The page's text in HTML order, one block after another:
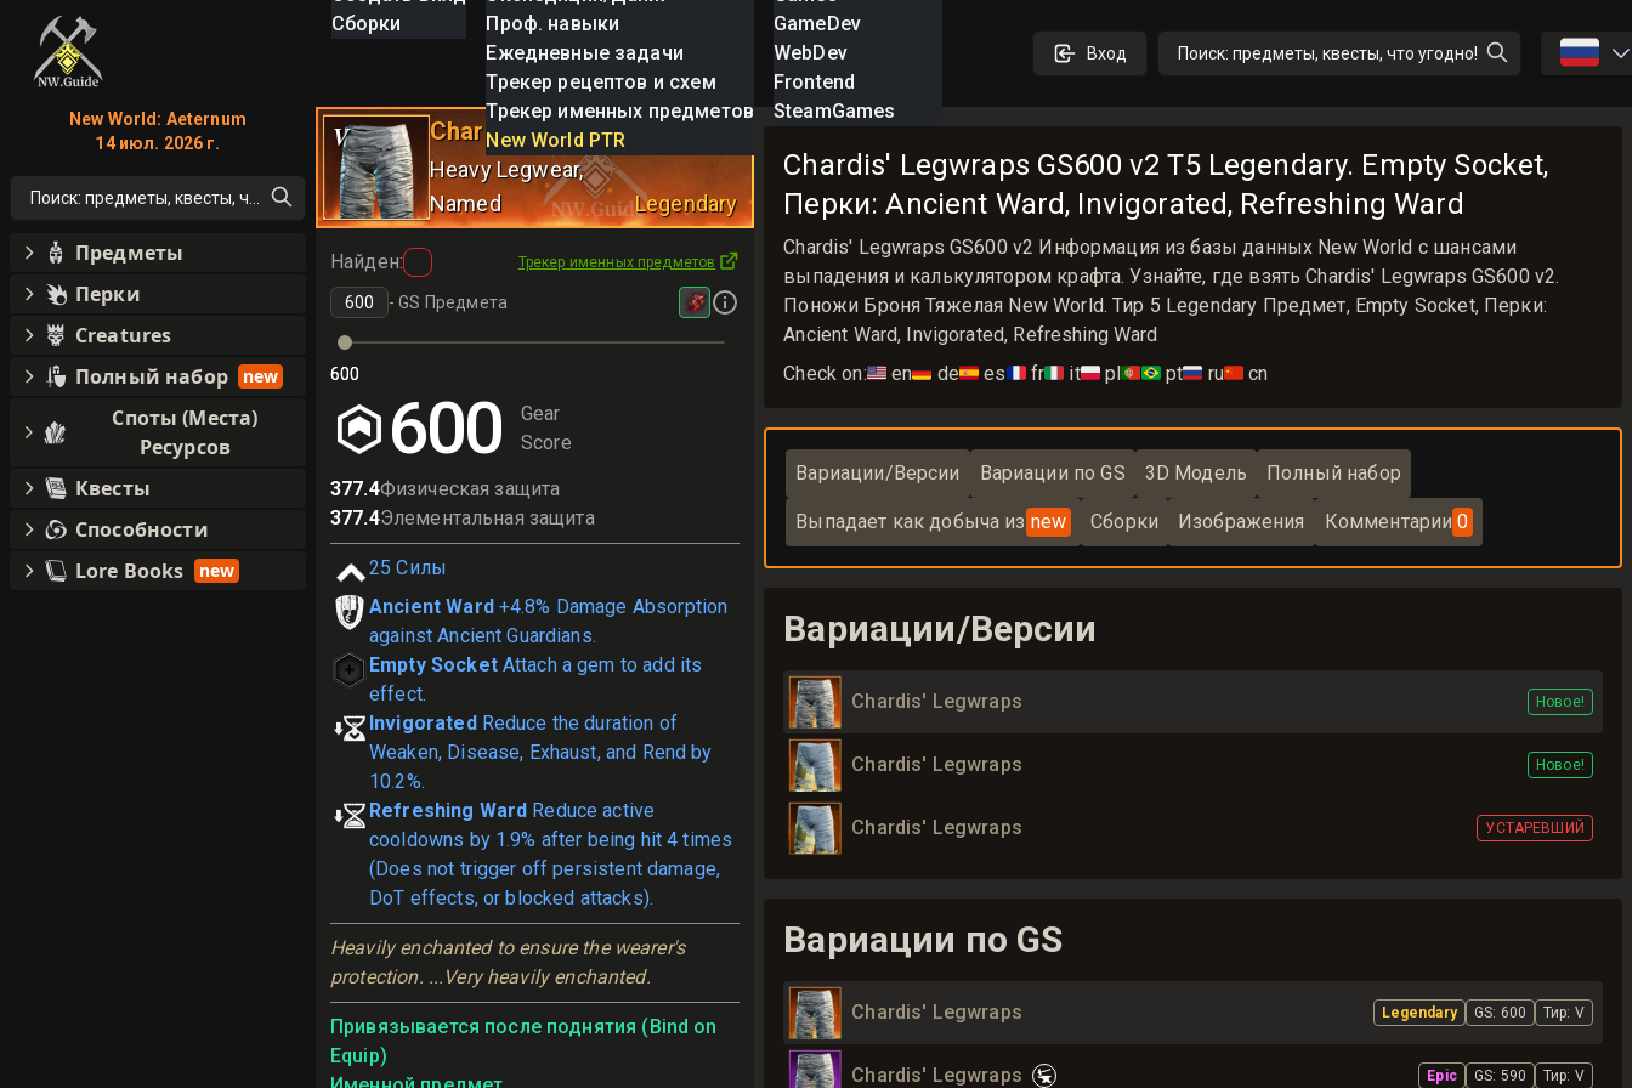
Сборки
Проф. навыки
Ежедневные задачи
Трекер рецептов и схем
Трекер именных предметов
New World PTR
GameDev
WebDev
Frontend
SteamGames
Вход Поиск: предметы, квесты, что угодно! 🇷🇺
V Chardis' Legwraps
Heavy Legwear,
Named
Legendary
Найден: Трекер именных предметов
-GS Предмета
600
600
600
Gear
Score
377.4Физическая защита
377.4Элементальная защита
25 Силы
Ancient Ward +4.8% Damage Absorption
against Ancient Guardians.
Empty Socket Attach a gem to add its
effect.
Invigorated Reduce the duration of
Weaken, Disease, Exhaust, and Rend by
10.2%.
Refreshing Ward Reduce active
cooldowns by 1.9% after being hit 4 times
(Does not trigger off persistent damage,
DoT effects, or blocked attacks).
Heavily enchanted to ensure the wearer's
protection. ...Very heavily enchanted.
Привязывается после поднятия (Bind on
Equip)
Chardis' Legwraps GS600 v2 T5 Legendary. Empty Socket,
Перки: Ancient Ward, Invigorated, Refreshing Ward
Chardis' Legwraps GS600 v2 Информация из базы данных New World с шансами
выпадения и калькулятором крафта. Узнайте, где взять Chardis' Legwraps GS600 v2.
Поножи Броня Тяжелая New World. Тир 5 Legendary Предмет, Empty Socket, Перки:
Ancient Ward, Invigorated, Refreshing Ward
Check on:🇺🇸 en🇩🇪 de🇪🇸 es🇫🇷 fr🇮🇹 it🇵🇱 pl🇵🇹🇧🇷 pt🇷🇺 ru🇨🇳 cn
Вариации/Версии Вариации по GS 3D Модель Полный набор
Выпадает как добыча из new Сборки Изображения Комментарии 0
Вариации/Версии
Chardis' Legwraps Новое!
Chardis' Legwraps Новое!
Chardis' Legwraps УСТАРЕВШИЙ
Вариации по GS
Chardis' Legwraps Legendary GS: 600 Тир: V
Chardis' Legwraps Epic GS: 590 Тир: V
New World: Aeternum
14 июл. 2026 г.
Поиск: предметы, квесты, что угодно!
Предметы
Перки
Creatures
Полный набор
new
Споты (Места)
Ресурсов
Квесты
Способности
Lore Books
new